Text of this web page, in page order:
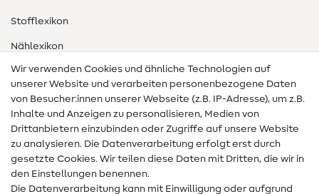
Stofflexikon
Nählexikon
Nähanleitungen
Hilfe & Kontakt
Kontakt
Infos zum Betreiberwechsel
Wir verwenden Cookies und ähnliche Technologien auf
unserer Website und verarbeiten personenbezogene Daten
von Besucher:innen unserer Webseite (z.B. IP-Adresse), um z.B.
Inhalte und Anzeigen zu personalisieren, Medien von
Drittanbietern einzubinden oder Zugriffe auf unsere Website
zu analysieren. Die Datenverarbeitung erfolgt erst durch
gesetzte Cookies. Wir teilen diese Daten mit Dritten, die wir in
den Einstellungen benennen.
Die Datenverarbeitung kann mit Einwilligung oder aufgrund